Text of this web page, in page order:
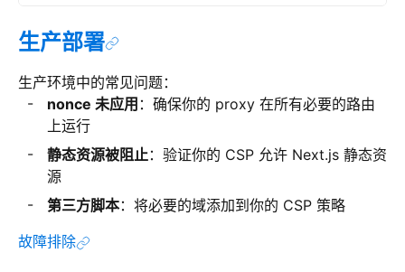
生产部署
生产环境中的常见问题：
nonce 未应用 ：确保你的 proxy 在所有必要的路由
上运行
静态资源被阻止：验证你的 CSP 允许 Next.js 静态资
源
第三方脚本：将必要的域添加到你的 CSP 策略
故障排除